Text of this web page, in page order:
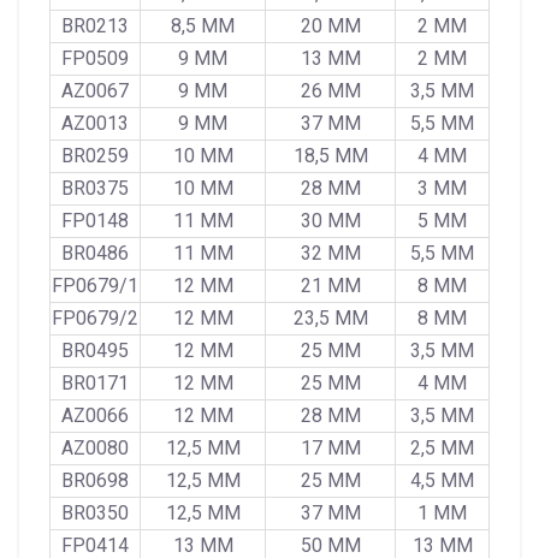
BR0213
8,5 MM 20 MM
2 MM
FP0509
9 MM 13 MM
2 MM
AZ0067
9 MM 26 MM
3,5 MM
AZ0013
9 MM 37 MM
5,5 MM
BR0259
10 MM 18,5 MM
4 MM
BR0375
10 MM 28 MM
3 MM
FP0148
11 MM 30 MM
5 MM
BR0486
11 MM 32 MM
5,5 MM
FP0679/1
12 MM 21 MM
8 MM
FP0679/2
12 MM 23,5 MM
8 MM
BR0495
12 MM 25 MM
3,5 MM
BR0171
12 MM 25 MM
4 MM
AZ0066
12 MM 28 MM
3,5 MM
AZ0080
12,5 MM 17 MM
2,5 MM
BR0698
12,5 MM 25 MM
4,5 MM
BR0350
12,5 MM 37 MM
1 MM
FP0414
13 MM 50 MM
13 MM